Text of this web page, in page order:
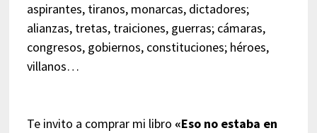
aspirantes, tiranos, monarcas, dictadores;
alianzas, tretas, traiciones, guerras; cámaras,
congresos, gobiernos, constituciones; héroes,
villanos…
Te invito a comprar mi libro «Eso no estaba en